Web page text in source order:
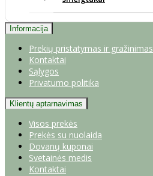
Informacija
Prekių pristatymas ir gražinimas
Kontaktai
Sąlygos
Privatumo politika
Klientų aptarnavimas
Visos prekės
Prekės su nuolaida
Dovanų kuponai
Svetainės medis
Kontaktai